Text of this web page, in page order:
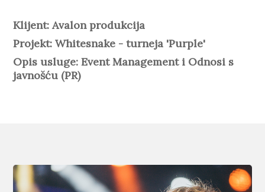
Klijent: Avalon produkcija
Projekt: Whitesnake - turneja 'Purple'
Opis usluge: Event Management i Odnosi s
javnošću (PR)